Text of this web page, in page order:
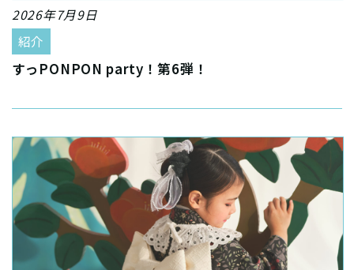
2026年7月9日
紹介
すっPONPON party！第6弾！